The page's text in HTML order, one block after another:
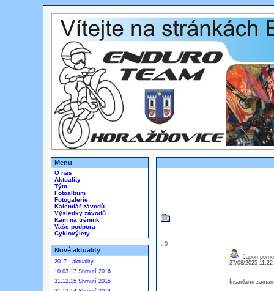
Menu
O nás
Aktuality
Tým
Fotoalbum
Fotogalerie
Kalendář závodů
Výsledky závodů
Kam na trénink
Vaše podpora
Cyklovýlety
Nové aktuality
2017 - aktuality
10.03.17 Shrnutí 2016
31.12.15 Shrnutí 2015
: 0
Japon
27/08/2025
İnsanların